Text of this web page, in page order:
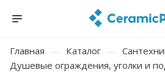
Главная — Каталог —
Душевые ограждения, уголки и